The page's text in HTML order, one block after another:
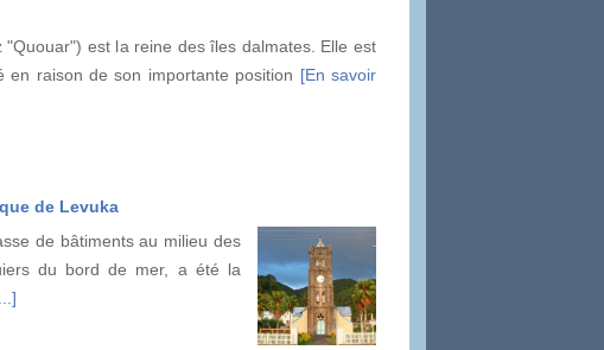
est la reine des îles dalmates. Elle est
en raison de son importante position [En savoir
de Levuka
de bâtiments au milieu des
du bord de mer, a été la